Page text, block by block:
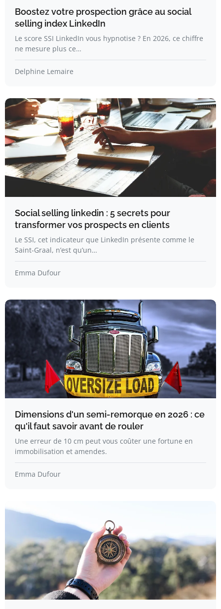
Boostez votre prospection grâce au social
selling index LinkedIn
Le score SSI LinkedIn vous hypnotise ? En 2026, ce chiffre
ne mesure plus ce…
Delphine Lemaire
Social selling linkedin : 5 secrets pour
transformer vos prospects en clients
Le SSI, cet indicateur que LinkedIn présente comme le
Saint-Graal, n’est qu’un…
Emma Dufour
Dimensions d'un semi-remorque en 2026 : ce
qu'il faut savoir avant de rouler
Une erreur de 10 cm peut vous coûter une fortune en
immobilisation et amendes.
Emma Dufour